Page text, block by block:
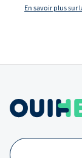
En savoir plus sur